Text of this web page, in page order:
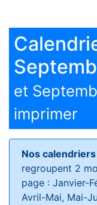
et
imprimer
Nos
regroupent 2
page : Janvier-
Avril-Mai, Mai-